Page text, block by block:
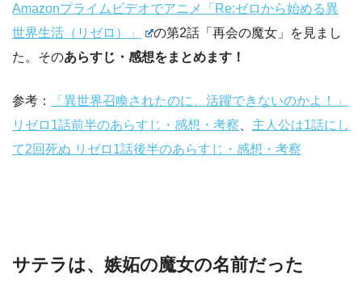
Amazonプライムビデオでアニメ「Re:ゼロから始める異
世界生活（リゼロ）」
の第2話「再会の魔女」を見まし
た。そのあらすじ・感想をまとめます！
参考：
「異世界召喚されたのに、活躍できないのかよ！」
リゼロ1話前半のあらすじ・感想・考察
主人公は1話にし
て2回死ぬ リゼロ1話後半のあらすじ・感想・考察
サテラは、嫉妬の魔女の名前だった